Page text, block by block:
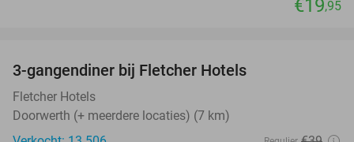
€19,95
3-gangendiner bij Fletcher Hotels
Fletcher Hotels
Doorwerth (+ meerdere locaties) (7 km)